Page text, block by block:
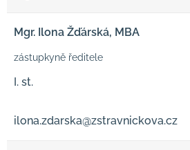
Mgr. Ilona Žďárská, MBA
zástupkyně ředitele
I. st.
ilona.zdarska@zstravnickova.cz